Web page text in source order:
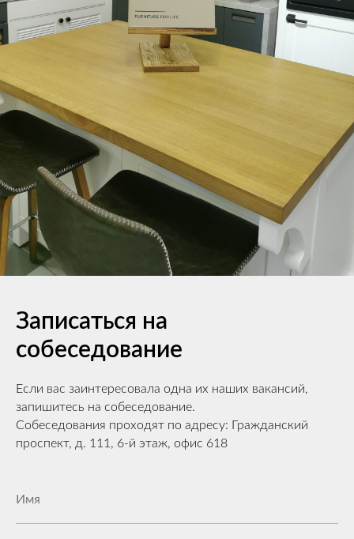
Записаться на
собеседование
Если вас заинтересовала одна их наших вакансий,
запишитесь на собеседование.
Собеседования проходят по адресу: Гражданский
проспект, д. 111, 6-й этаж, офис 618